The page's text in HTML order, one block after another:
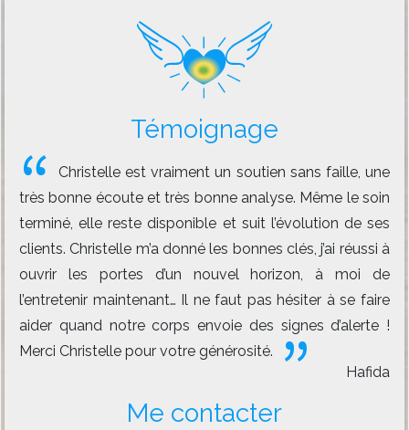
Témoignage
Christelle est vraiment un soutien sans faille, une
très bonne écoute et très bonne analyse. Même le soin
terminé, elle reste disponible et suit l’évolution de ses
clients. Christelle m’a donné les bonnes clés, j’ai réussi à
ouvrir les portes d’un nouvel horizon, à moi de
l’entretenir maintenant… Il ne faut pas hésiter à se faire
aider quand notre corps envoie des signes d’alerte !
Merci Christelle pour votre générosité.
Hafida
Me contacter